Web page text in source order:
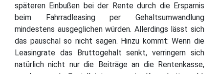
späteren Einbußen bei der Rente durch die Ersparnis
beim Fahrradleasing per Gehaltsumwandlung
mindestens ausgeglichen würden. Allerdings lässt sich
das pauschal so nicht sagen. Hinzu kommt: Wenn die
Leasingrate das Bruttogehalt senkt, verringern sich
natürlich nicht nur die Beiträge an die Rentenkasse,